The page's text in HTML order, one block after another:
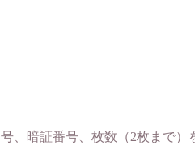
、暗証番号、枚数（2枚まで）